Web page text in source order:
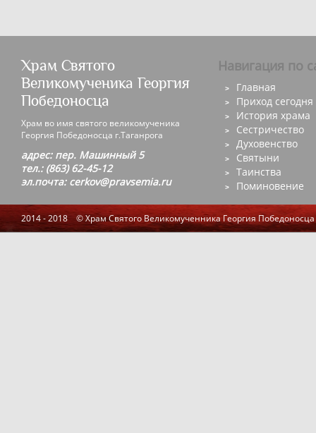
Храм Святого
Великомученика Георгия
Победоносца
Храм во имя святого великомученика
Георгия Победоносца г.Таганрога
адрес: пер. Машинный 5
тел.: (863) 62-45-12
эл.почта: cerkov@pravsemia.ru
Навигация по
Главная
Приход сегодня
История храма
Сестричество
Духовенство
Святыни
Таинства
Поминовение
2014 - 2018 © Храм Святого Великомученника Георгия Победоносца